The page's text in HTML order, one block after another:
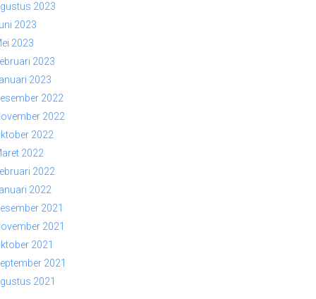
2023
2023
2023
2023
2023
2022
2022
2022
2022
2022
2022
2021
2021
2021
2021
2021